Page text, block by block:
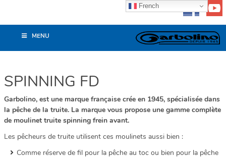
MENU
SPINNING FD
Garbolino, est une marque française crée en 1945, spécialisée dans
la pêche de la truite. La marque vous propose une gamme complète
de moulinet truite spinning frein avant.
Les pêcheurs de truite utilisent ces moulinets aussi bien :
Comme réserve de fil pour la pêche au toc ou bien pour la pêche
French